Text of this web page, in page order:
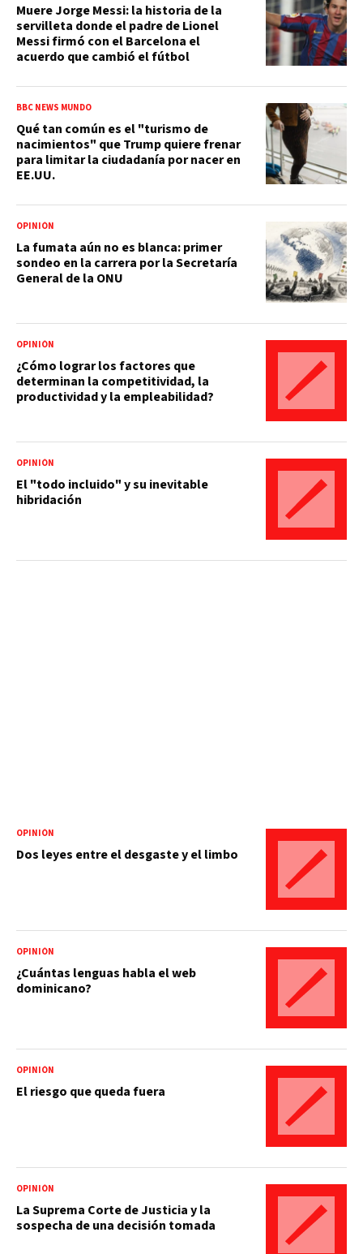
Muere Jorge Messi: la historia de la
servilleta donde el padre de Lionel
Messi firmó con el Barcelona el
acuerdo que cambió el fútbol
BBC NEWS MUNDO
Qué tan común es el "turismo de
nacimientos" que Trump quiere frenar
para limitar la ciudadanía por nacer en
EE.UU.
OPINIÓN
La fumata aún no es blanca: primer
sondeo en la carrera por la Secretaría
General de la ONU
OPINIÓN
¿Cómo lograr los factores que
determinan la competitividad, la
productividad y la empleabilidad?
OPINIÓN
El "todo incluido" y su inevitable
hibridación
OPINIÓN
Dos leyes entre el desgaste y el limbo
OPINIÓN
¿Cuántas lenguas habla el web
dominicano?
OPINIÓN
El riesgo que queda fuera
OPINIÓN
La Suprema Corte de Justicia y la
sospecha de una decisión tomada